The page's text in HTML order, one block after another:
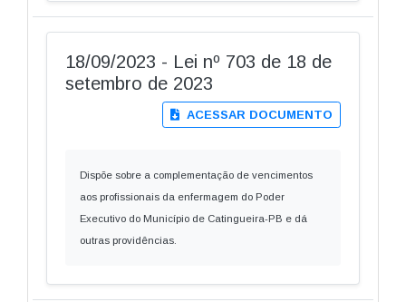
18/09/2023 - Lei nº 703 de 18 de
setembro de 2023
ACESSAR DOCUMENTO
Dispõe sobre a complementação de vencimentos
aos profissionais da enfermagem do Poder
Executivo do Município de Catingueira-PB e dá
outras providências.